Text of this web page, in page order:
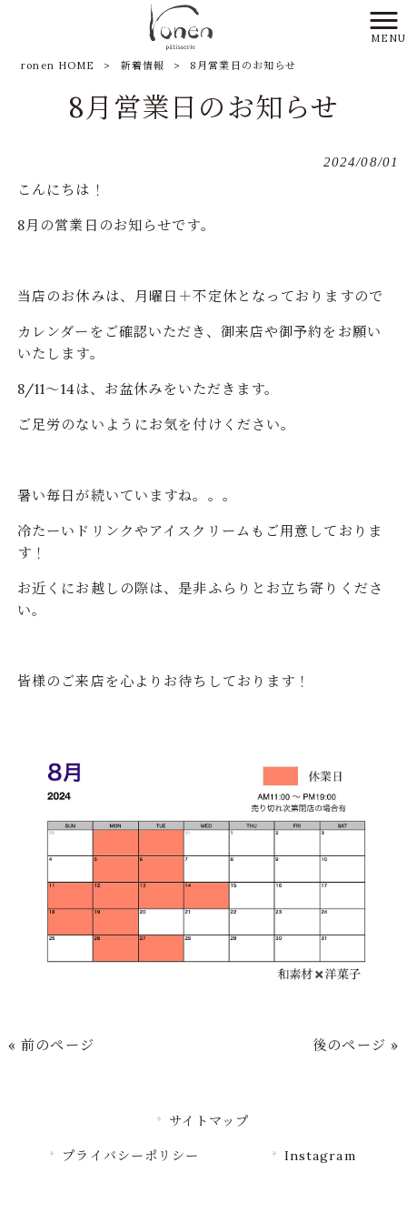
MENU
ronen HOME > 新着情報 > 8月営業日のお知らせ
8月営業日のお知らせ
2024/08/01
こんにちは！
8月の営業日のお知らせです。
当店のお休みは、月曜日＋不定休となっておりますので
カレンダーをご確認いただき、御来店や御予約をお願い
いたします。
8/11～14は、お盆休みをいただきます。
ご足労のないようにお気を付けください。
暑い毎日が続いていますね。。。
冷たーいドリンクやアイスクリームもご用意しておりま
す！
お近くにお越しの際は、是非ふらりとお立ち寄りくださ
い。
皆様のご来店を心よりお待ちしております！
« 前のページ 後のページ »
サイトマップ
プライバシーポリシー Instagram